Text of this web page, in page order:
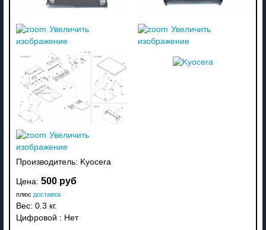
Увеличить
изображение
Увеличить
изображение
Увеличить
изображение
Производитель: Kyocera
Цена: 500 руб
плюс доставка
Вес: 0.3 кг.
Цифровой : Нет